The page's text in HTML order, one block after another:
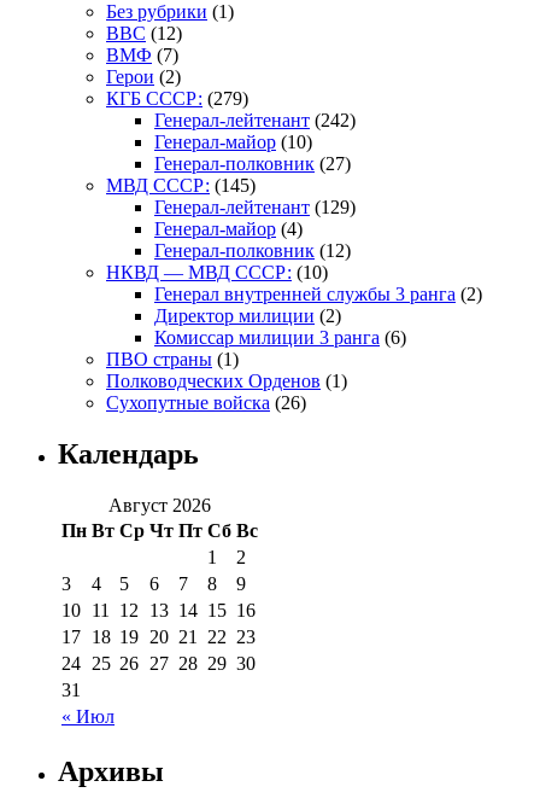
Без рубрики (1)
ВВС (12)
ВМФ (7)
Герои (2)
КГБ СССР: (279)
Генерал-лейтенант (242)
Генерал-майор (10)
Генерал-полковник (27)
МВД СССР: (145)
Генерал-лейтенант (129)
Генерал-майор (4)
Генерал-полковник (12)
НКВД — МВД СССР: (10)
Генерал внутренней службы 3 ранга (2)
Директор милиции (2)
Комиссар милиции 3 ранга (6)
ПВО страны (1)
Полководческих Орденов (1)
Сухопутные войска (26)
Календарь
Август 2026
Пн Вт Ср Чт Пт Сб Вс
« Июл
1
2
3
4 5 6 7 8
9
10 11 12 13 14 15 16
17 18 19 20 21 22 23
24 25 26 27 28 29 30
31
Архивы